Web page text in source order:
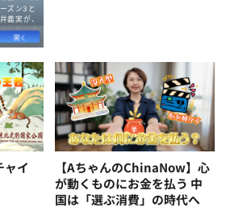
ャイ
【AちゃんのChinaNow】心
が動くものにお金を払う 中
国は「選ぶ消費」の時代へ